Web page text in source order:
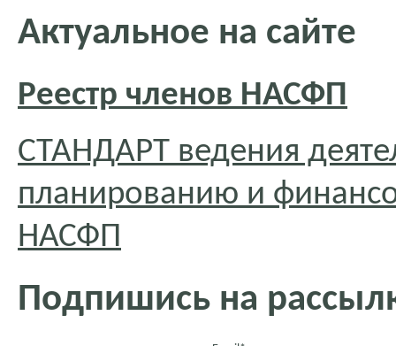
Актуальное на сайте
Реестр членов НАСФП
СТАНДАРТ ведения
планированию и
НАСФП
Подпишись на